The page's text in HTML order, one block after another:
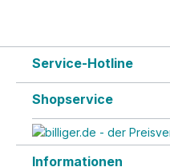
Service-Hotline
Shopservice
Informationen